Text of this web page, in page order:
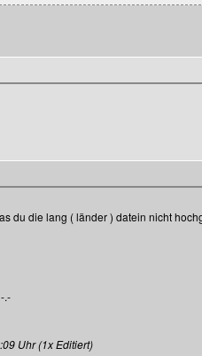
du die lang ( länder ) datein nicht
.-
Uhr (1x Editiert)